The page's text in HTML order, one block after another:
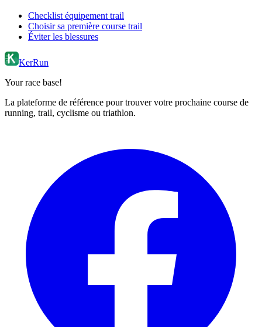
Checklist équipement trail
Choisir sa première course trail
Éviter les blessures
KerRun
Your race base!
La plateforme de référence pour trouver votre prochaine course de
running, trail, cyclisme ou triathlon.